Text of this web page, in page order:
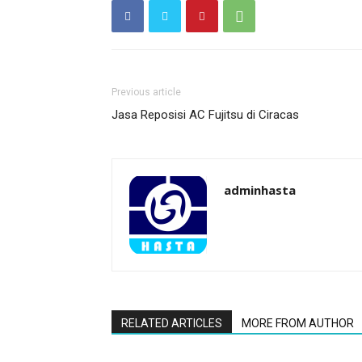
Previous article
Jasa Reposisi AC Fujitsu di Ciracas
adminhasta
RELATED ARTICLES MORE FROM AUTHOR